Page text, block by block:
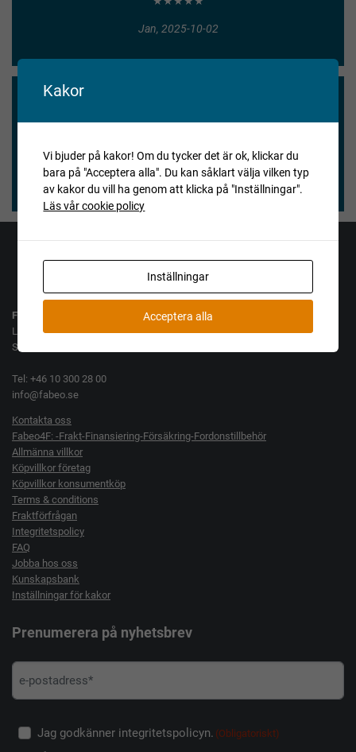
Jan, 2025-10-02
Henry Vitlycke Museum, 2025-04-15
Fabeo AB
Lamellgatan 10
SE-261 35 Landskrona
Tel: +46 10 300 28 00
info@fabeo.se
Kontakta oss
Fabeo4F: -Frakt-Finansiering-Försäkring-Fordonstillbehör
Allmänna villkor
Köpvillkor företag
Köpvillkor konsumentköp
Terms & conditions
Fraktförfrågan
Integritetspolicy
FAQ
Jobba hos oss
Kunskapsbank
Inställningar för kakor
Prenumerera på nyhetsbrev
Jag godkänner integritetspolicyn. (Obligatoriskt)
Kakor
Vi bjuder på kakor! Om du tycker det är ok, klickar du
bara på "Acceptera alla". Du kan såklart välja vilken typ
av kakor du vill ha genom att klicka på "Inställningar".
Läs vår cookie policy
Inställningar
Acceptera alla